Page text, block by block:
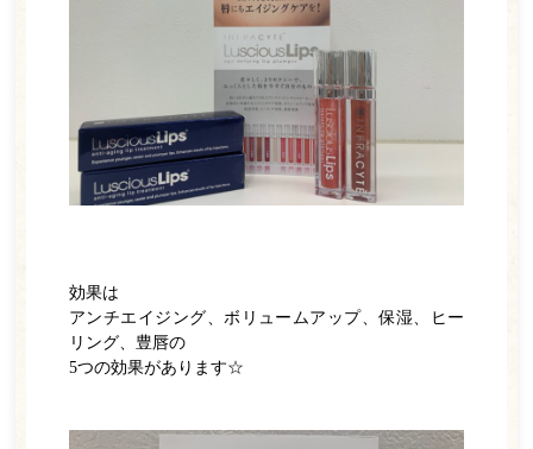
効果は
アンチエイジング、ボリュームアップ、保湿、ヒー
リング、豊唇の
5つの効果があります☆
一般歯科
小児歯科
ホワイトニング
訪問歯科
料金表